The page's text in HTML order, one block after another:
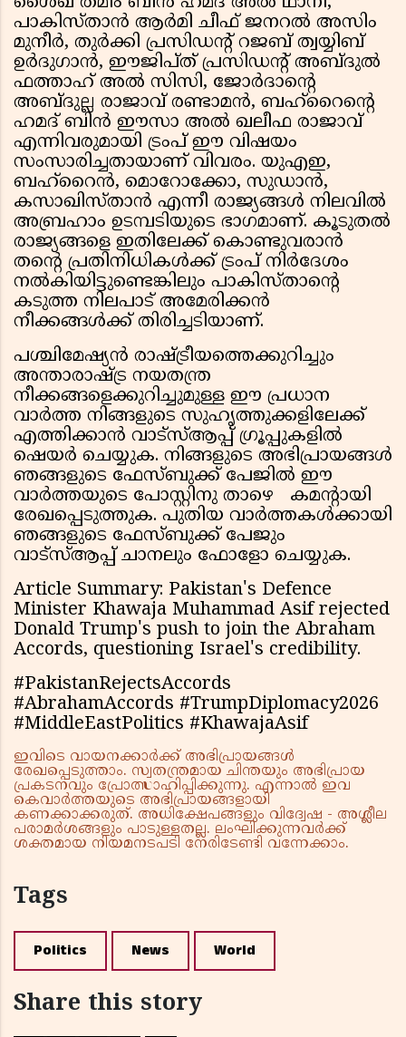
പാകിസ്താൻ ആർമി ചീഫ് ജനറൽ അസിം
മുനീർ, തുർക്കി പ്രസിഡൻ്റ് റജബ് ത്വയ്യിബ്
ഉർദുഗാൻ, ഈജിപ്ത് പ്രസിഡൻ്റ് അബ്ദുൽ
ഫത്താഹ് അൽ സിസി, ജോർദാൻ്റെ
അബ്ദുല്ല രാജാവ് രണ്ടാമൻ, ബഹ്റൈൻ്റെ
ഹമദ് ബിൻ ഈസാ അൽ ഖലീഫ രാജാവ്
എന്നിവരുമായി ട്രംപ് ഈ വിഷയം
സംസാരിച്ചതായാണ് വിവരം. യുഎഇ,
ബഹ്റൈൻ, മൊറോക്കോ, സുഡാൻ,
കസാഖിസ്താൻ എന്നീ രാജ്യങ്ങൾ നിലവിൽ
അബ്രഹാം ഉടമ്പടിയുടെ ഭാഗമാണ്. കൂടുതൽ
രാജ്യങ്ങളെ ഇതിലേക്ക് കൊണ്ടുവരാൻ
തൻ്റെ പ്രതിനിധികൾക്ക് ട്രംപ് നിർദേശം
നൽകിയിട്ടുണ്ടെങ്കിലും പാകിസ്താൻ്റെ
കടുത്ത നിലപാട് അമേരിക്കൻ
നീക്കങ്ങൾക്ക് തിരിച്ചടിയാണ്.
പശ്ചിമേഷ്യൻ രാഷ്ട്രീയത്തെക്കുറിച്ചും
അന്താരാഷ്ട്ര നയതന്ത്ര
നീക്കങ്ങളെക്കുറിച്ചുമുള്ള ഈ പ്രധാന
വാർത്ത നിങ്ങളുടെ സുഹൃത്തുക്കളിലേക്ക്
എത്തിക്കാൻ വാട്സ്ആപ്പ് ഗ്രൂപ്പുകളിൽ
ഷെയർ ചെയ്യുക. നിങ്ങളുടെ അഭിപ്രായങ്ങൾ
ഞങ്ങളുടെ ഫേസ്ബുക്ക് പേജിൽ ഈ
വാർത്തയുടെ പോസ്റ്റിനു താഴെ കമൻ്റായി
രേഖപ്പെടുത്തുക. പുതിയ വാർത്തകൾക്കായി
ഞങ്ങളുടെ ഫേസ്ബുക്ക് പേജും
വാട്സ്ആപ്പ് ചാനലും ഫോളോ ചെയ്യുക.
Article Summary: Pakistan's Defence
Minister Khawaja Muhammad Asif rejected
Donald Trump's push to join the Abraham
Accords, questioning Israel's credibility.
#PakistanRejectsAccords
#AbrahamAccords #TrumpDiplomacy2026
#MiddleEastPolitics #KhawajaAsif
ഇവിടെ വായനക്കാർക്ക് അഭിപ്രായങ്ങൾ
രേഖപ്പെടുത്താം. സ്വതന്ത്രമായ ചിന്തയും അഭിപ്രായ
പ്രകടനവും പ്രോത്സാഹിപ്പിക്കുന്നു. എന്നാൽ ഇവ
കെവാർത്തയുടെ അഭിപ്രായങ്ങളായി
കണക്കാക്കരുത്. അധിക്ഷേപങ്ങളും വിദ്വേഷ - അശ്ലീല
പരാമർശങ്ങളും പാടുള്ളതല്ല. ലംഘിക്കുന്നവർക്ക്
ശക്തമായ നിയമനടപടി നേരിടേണ്ടി വന്നേക്കാം.
Tags
Politics News World
Share this story